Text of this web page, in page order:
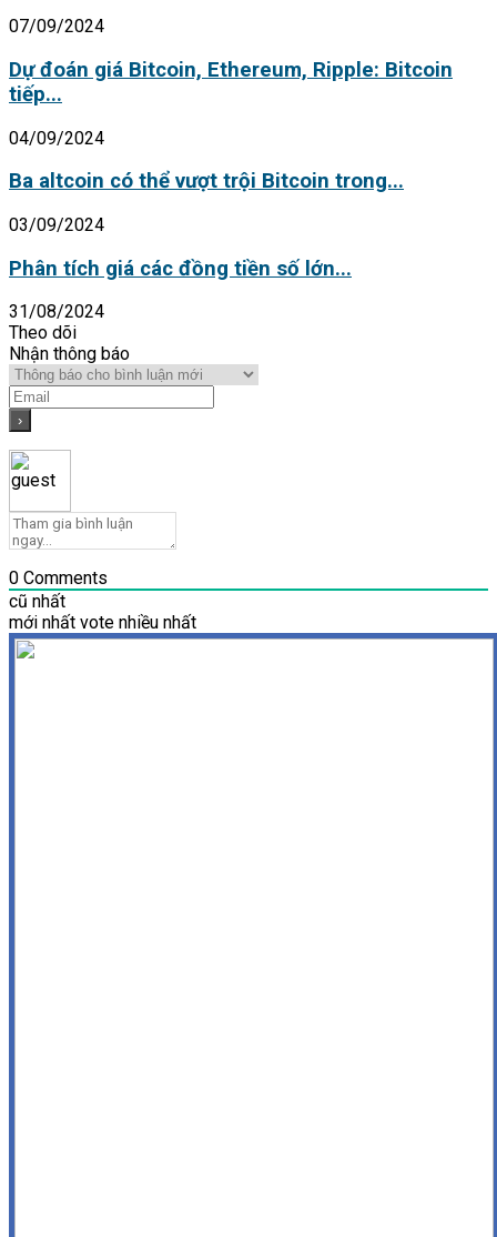
07/09/2024
Dự đoán giá Bitcoin, Ethereum, Ripple: Bitcoin
tiếp...
04/09/2024
Ba altcoin có thể vượt trội Bitcoin trong...
03/09/2024
Phân tích giá các đồng tiền số lớn...
31/08/2024
Theo dõi
Nhận thông báo
0 Comments
cũ nhất
mới nhất vote nhiều nhất